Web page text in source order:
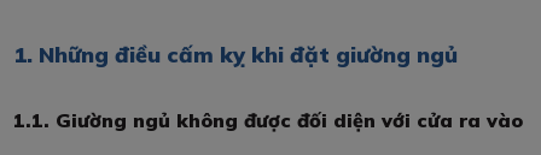
1. Những điều cấm kỵ khi đặt giường ngủ
1.1. Giường ngủ không được đối diện với cửa ra vào